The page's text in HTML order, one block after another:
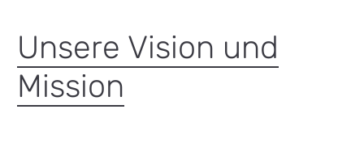
Unsere Vision und
Mission